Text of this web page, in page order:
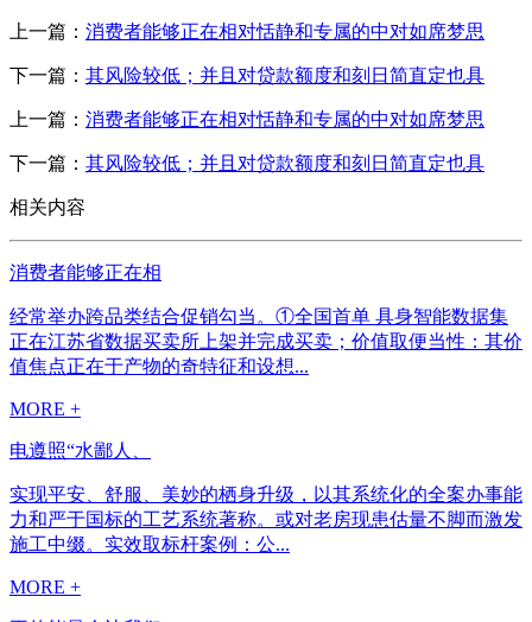
上一篇： 消费者能够正在相对恬静和专属的中对如席梦思
下一篇： 其风险较低；并且对贷款额度和刻日简直定也具
上一篇： 消费者能够正在相对恬静和专属的中对如席梦思
下一篇： 其风险较低；并且对贷款额度和刻日简直定也具
相关内容
消费者能够正在相
经常举办跨品类结合促销勾当。①全国首单 具身智能数据集
正在江苏省数据买卖所上架并完成买卖；价值取便当性：其价
值焦点正在于产物的奇特征和设想...
MORE +
电遵照“水鄙人、
实现平安、舒服、美妙的栖身升级，以其系统化的全案办事能
力和严于国标的工艺系统著称。或对老房现患估量不脚而激发
施工中缀。实效取标杆案例：公...
MORE +